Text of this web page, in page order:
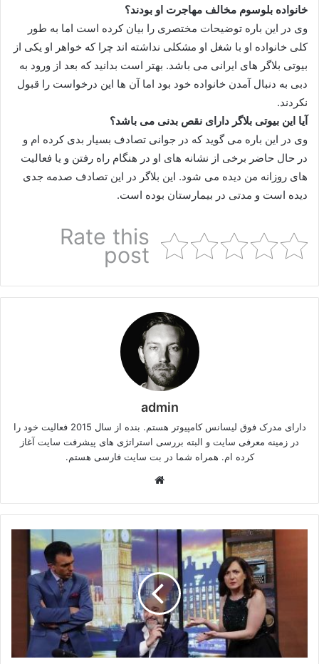
خانواده بلوسوم مخالف مهاجرت او بودند؟
وی در این باره توضیحات مختصری را بیان کرده است اما به طور
کلی خانواده او با شغل او مشکلی نداشته اند چرا که خواهر او یکی از
بیوتی بلاگر های ایرانی می باشد. بهتر است بدانید که بعد از ورود به
دبی به دنبال آمدن خانواده خود بود اما آن ها این درخواست را قبول
نکردند.
آیا این بیوتی بلاگر دارای نقص بدنی می باشد؟
وی در این باره می گوید که در جوانی تصادف بسیار بدی کرده ام و
در حال حاضر برخی از نشانه های او در هنگام راه رفتن و یا فعالیت
های روزانه من دیده می شود. این بلاگر در این تصادف صدمه جدی
دیده است و مدتی در بیمارستان بوده است.
Rate this
post
admin
دارای مدرک فوق لیسانس کامپیوتر هستم. بنده از سال 2015 فعالیت خود را
در زمینه معرفی سایت و البته بررسی استراتژی های پیشرفت سایت آغاز
کرده ام. همراه شما در بت سایت فارسی هستم.